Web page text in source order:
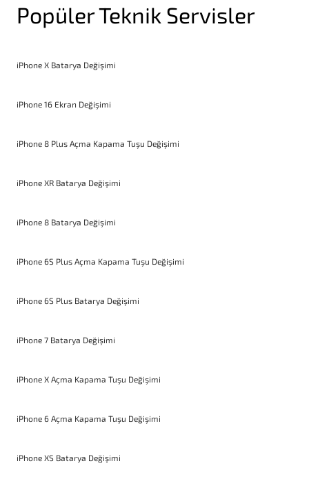
Popüler Teknik Servisler
iPhone X Batarya Değişimi
iPhone 16 Ekran Değişimi
iPhone 8 Plus Açma Kapama Tuşu Değişimi
iPhone XR Batarya Değişimi
iPhone 8 Batarya Değişimi
iPhone 6S Plus Açma Kapama Tuşu Değişimi
iPhone 6S Plus Batarya Değişimi
iPhone 7 Batarya Değişimi
iPhone X Açma Kapama Tuşu Değişimi
iPhone 6 Açma Kapama Tuşu Değişimi
iPhone XS Batarya Değişimi